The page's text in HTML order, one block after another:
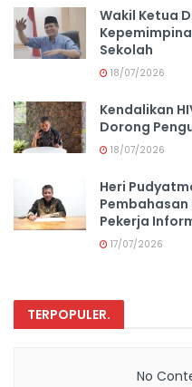
Wakil Ketua
Sekolah
18/07/2026
Kendalikan
Dorong
18/07/2026
Heri
Pekerja
17/07/2026
TERPOPULER.
No